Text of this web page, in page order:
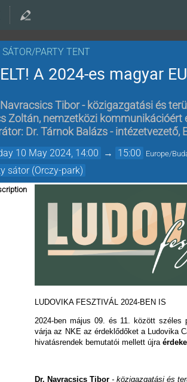
SÁTOR/PARTY TENT
A 2024-es magyar
Navracsics Tibor - közigazgatási és
Zoltán, nemzetközi
Dr. Tárnok Balázs -
10 May 2024, 14:00 → 15:00 Europe/
sátor (Orczy-park)
LUDOVIKA FESZTIVÁL 2024-BEN IS
2024-ben május 09. és 11. között széles
várja az NKE az érdeklődőket a Ludovika
hivatásrendek bemutatói mellett újra
Dr. Navracsics Tibor- közigazgatási és